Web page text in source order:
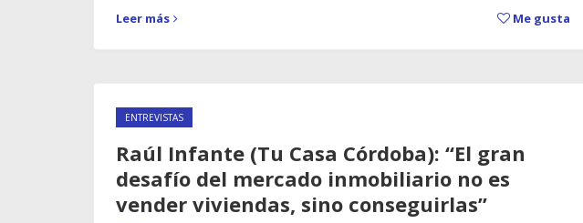
Leer más Me gusta
ENTREVISTAS
Raúl Infante (Tu Casa Córdoba): “El gran
desafío del mercado inmobiliario no es
vender viviendas, sino conseguirlas”